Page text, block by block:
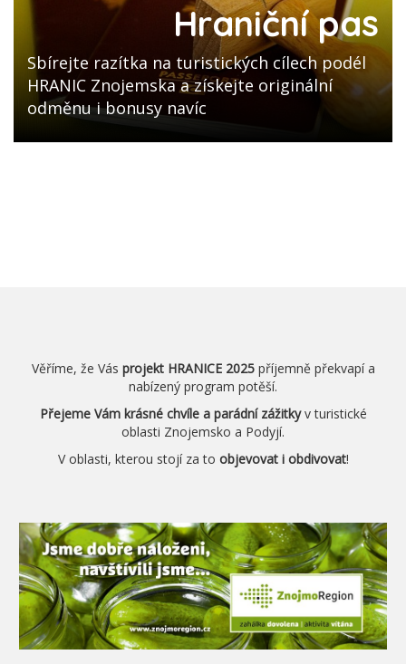
Hraniční pas
Sbírejte razítka na turistických cílech podél
HRANIC Znojemska a získejte originální
odměnu i bonusy navíc
Věříme, že Vás projekt HRANICE 2025příjemně překvapí a
nabízený program potěší.
Přejeme Vám krásné chvíle a parádní zážitkyv turistické
oblasti Znojemsko a Podyjí.
V oblasti, kterou stojí za to objevovat i obdivovat!